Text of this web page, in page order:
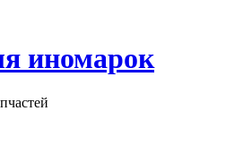
иномарок